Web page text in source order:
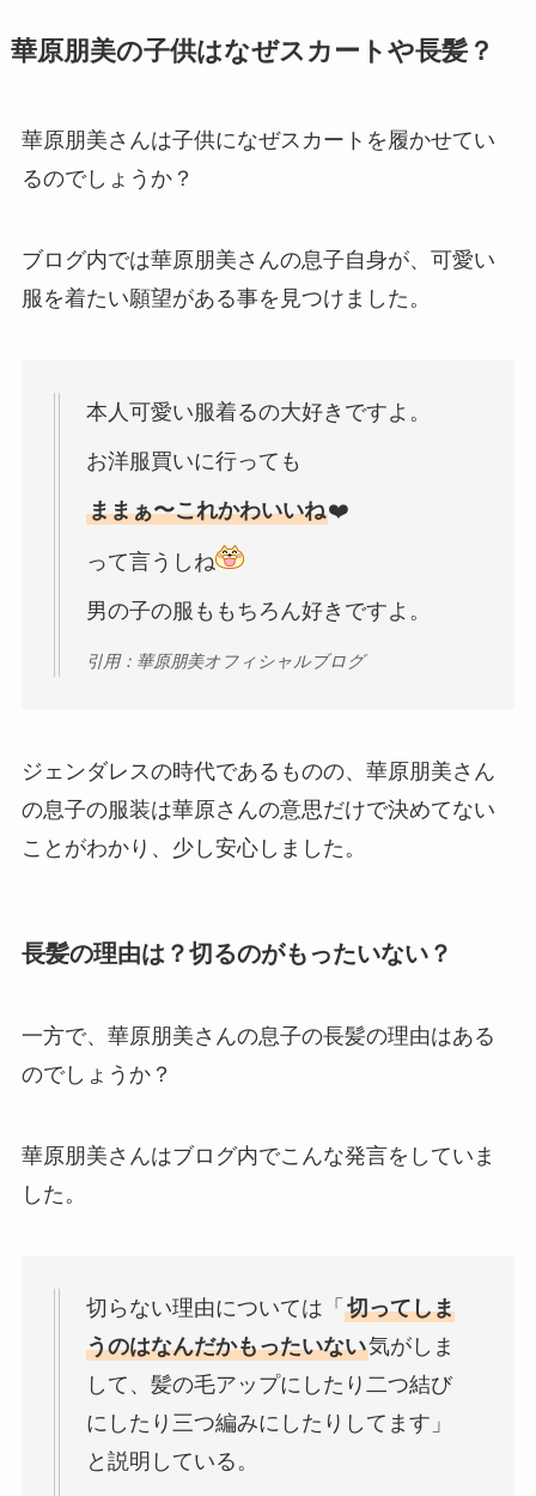
華原朋美の子供はなぜスカートや長髪？
華原朋美さんは子供になぜスカートを履かせてい
るのでしょうか？
ブログ内では華原朋美さんの息子自身が、可愛い
服を着たい願望がある事を見つけました。
本人可愛い服着るの大好きですよ。
お洋服買いに行っても
ままぁ〜これかわいいね❤️
って言うしね
男の子の服ももちろん好きですよ。
引用：華原朋美オフィシャルブログ
ジェンダレスの時代であるものの、華原朋美さん
の息子の服装は華原さんの意思だけで決めてない
ことがわかり、少し安心しました。
長髪の理由は？切るのがもったいない？
一方で、華原朋美さんの息子の長髪の理由はある
のでしょうか？
華原朋美さんはブログ内でこんな発言をしていま
した。
切らない理由については「 切ってしま
うのはなんだかもったいない気がしま
して、髪の毛アップにしたり二つ結び
にしたり三つ編みにしたりしてます」
と説明している。